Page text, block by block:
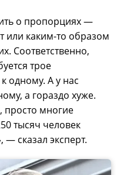
о пропорциях —
или каким-то образом
Соответственно,
трое
одному. А у нас
а гораздо хуже.
просто многие
тысяч человек
сказал эксперт.